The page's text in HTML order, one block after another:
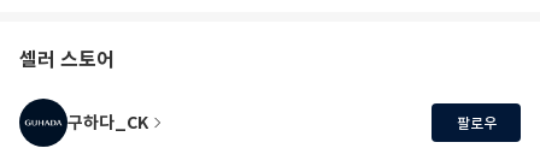
셀러 스토어
구하다_CK 팔로우